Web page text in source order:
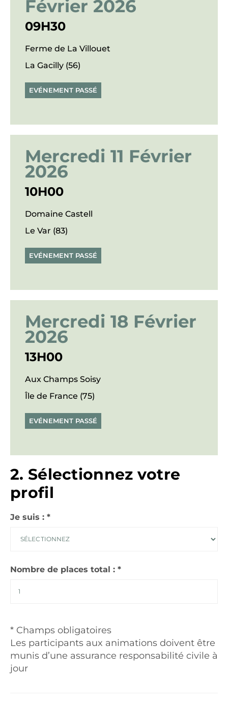
Février 2026
09H30
Ferme de La Villouet
La Gacilly (56)
EVÉNEMENT PASSÉ
Mercredi 11 Février
2026
10H00
Domaine Castell
Le Var (83)
EVÉNEMENT PASSÉ
Mercredi 18 Février
2026
13H00
Aux Champs Soisy
Île de France (75)
EVÉNEMENT PASSÉ
2. Sélectionnez votre
profil
Je suis : *
Nombre de places total : *
* Champs obligatoires
Les participants aux animations doivent être
munis d’une assurance responsabilité civile à
jour